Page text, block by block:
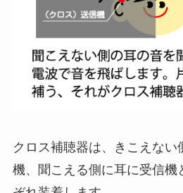
クロス補聴器は、きこえない
機、聞こえる側に耳に受信機